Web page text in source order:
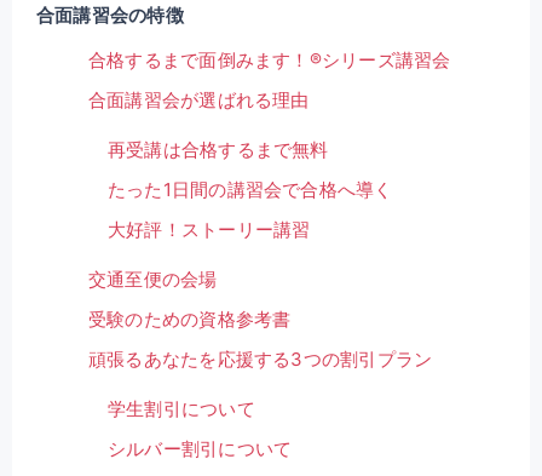
合面講習会の特徴
合格するまで面倒みます！®シリーズ講習会
合面講習会が選ばれる理由
再受講は合格するまで無料
たった1日間の講習会で合格へ導く
大好評！ストーリー講習
交通至便の会場
受験のための資格参考書
頑張るあなたを応援する3つの割引プラン
学生割引について
シルバー割引について